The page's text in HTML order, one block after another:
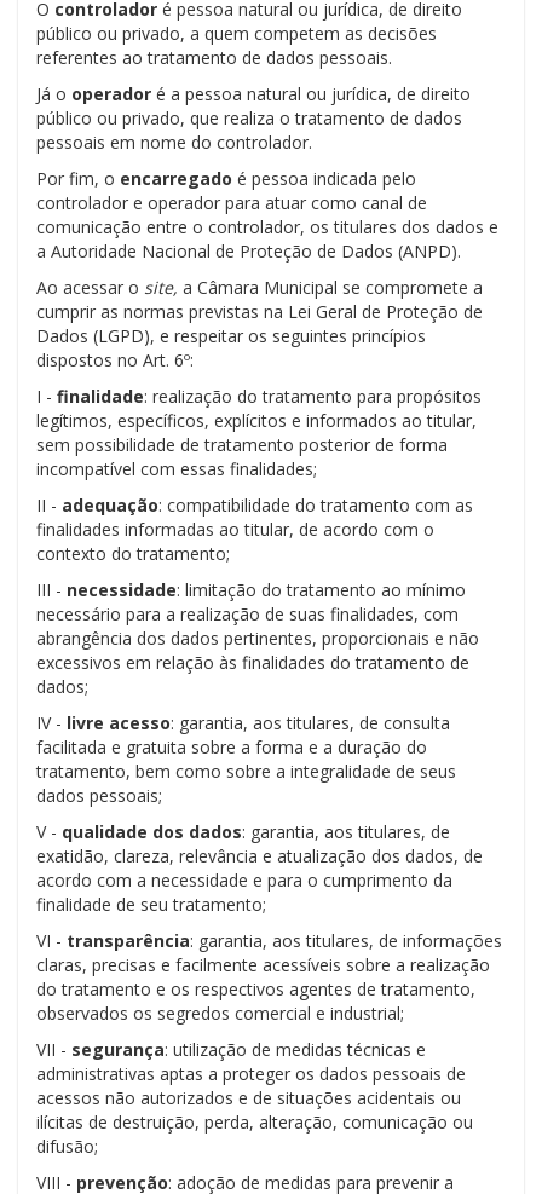
O controlador é pessoa natural ou jurídica, de direito
público ou privado, a quem competem as decisões
referentes ao tratamento de dados pessoais.
Já o operador é a pessoa natural ou jurídica, de direito
público ou privado, que realiza o tratamento de dados
pessoais em nome do controlador.
Por fim, o encarregado é pessoa indicada pelo
controlador e operador para atuar como canal de
comunicação entre o controlador, os titulares dos dados e
a Autoridade Nacional de Proteção de Dados (ANPD).
Ao acessar o site, a Câmara Municipal se compromete a
cumprir as normas previstas na Lei Geral de Proteção de
Dados (LGPD), e respeitar os seguintes princípios
dispostos no Art. 6º:
I - finalidade: realização do tratamento para propósitos
legítimos, específicos, explícitos e informados ao titular,
sem possibilidade de tratamento posterior de forma
incompatível com essas finalidades;
II - adequação: compatibilidade do tratamento com as
finalidades informadas ao titular, de acordo com o
contexto do tratamento;
III - necessidade: limitação do tratamento ao mínimo
necessário para a realização de suas finalidades, com
abrangência dos dados pertinentes, proporcionais e não
excessivos em relação às finalidades do tratamento de
dados;
IV - livre acesso: garantia, aos titulares, de consulta
facilitada e gratuita sobre a forma e a duração do
tratamento, bem como sobre a integralidade de seus
dados pessoais;
V - qualidade dos dados: garantia, aos titulares, de
exatidão, clareza, relevância e atualização dos dados, de
acordo com a necessidade e para o cumprimento da
finalidade de seu tratamento;
VI - transparência: garantia, aos titulares, de informações
claras, precisas e facilmente acessíveis sobre a realização
do tratamento e os respectivos agentes de tratamento,
observados os segredos comercial e industrial;
VII - segurança: utilização de medidas técnicas e
administrativas aptas a proteger os dados pessoais de
acessos não autorizados e de situações acidentais ou
ilícitas de destruição, perda, alteração, comunicação ou
difusão;
VIII - prevenção: adoção de medidas para prevenir a